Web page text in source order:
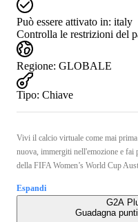
Può essere attivato in: italy
Controlla le restrizioni del
Regione: GLOBALE
Tipo: Chiave
Vivi il calcio virtuale come mai
nuova, immergiti nell'emozione e
della FIFA Women’s World Cup
Espandi
G2A
Guadagna